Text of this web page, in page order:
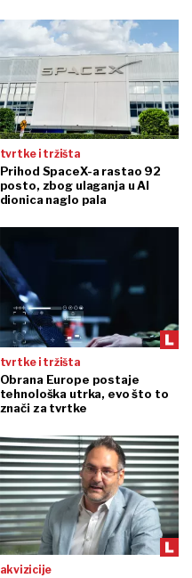
tvrtke i tržišta
Prihod SpaceX-a rastao 92
posto, zbog ulaganja u AI
dionica naglo pala
tvrtke i tržišta
Obrana Europe postaje
tehnološka utrka, evo što to
znači za tvrtke
akvizicije